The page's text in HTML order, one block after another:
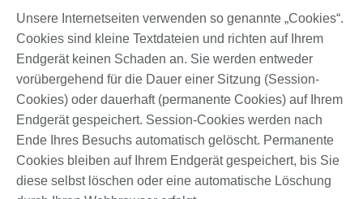
Unsere Internetseiten verwenden so genannte „Cookies“.
Cookies sind kleine Textdateien und richten auf Ihrem
Endgerät keinen Schaden an. Sie werden entweder
vorübergehend für die Dauer einer Sitzung (Session-
Cookies) oder dauerhaft (permanente Cookies) auf Ihrem
Endgerät gespeichert. Session-Cookies werden nach
Ende Ihres Besuchs automatisch gelöscht. Permanente
Cookies bleiben auf Ihrem Endgerät gespeichert, bis Sie
diese selbst löschen oder eine automatische Löschung